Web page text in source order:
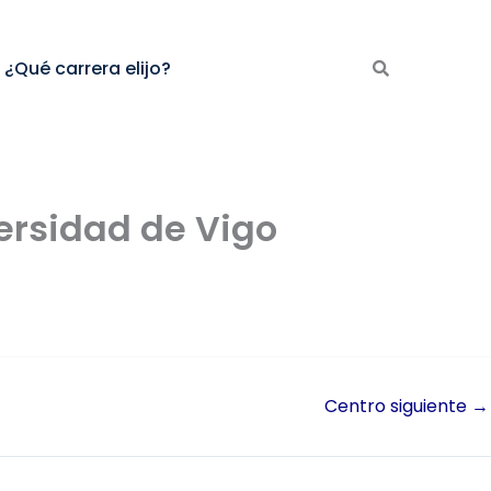
¿Qué carrera elijo?
de Vigo
Centro siguiente →